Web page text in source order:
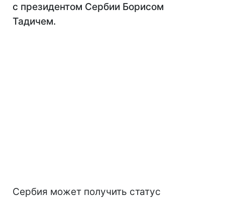
с президентом Сербии Борисом
Тадичем.
Сербия может получить статус